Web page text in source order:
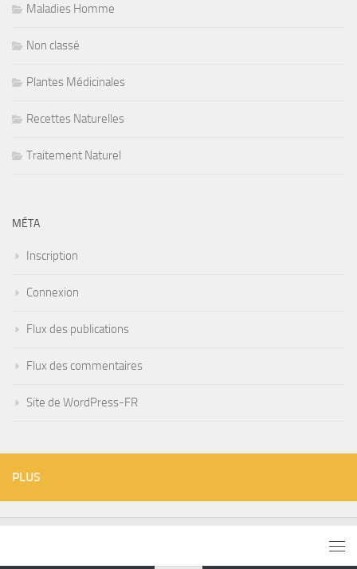
Maladies Homme
Non classé
Plantes Médicinales
Recettes Naturelles
Traitement Naturel
MÉTA
Inscription
Connexion
Flux des publications
Flux des commentaires
Site de WordPress-FR
PLUS